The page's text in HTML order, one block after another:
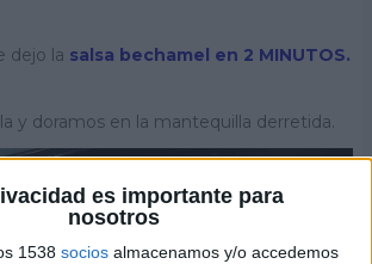
es importante para
nosotros
1538 socios almacenamos y/o accedemos
dejo la salsa bechamel en 2 MINUTOS.
y doramos en la mantequilla derretida.